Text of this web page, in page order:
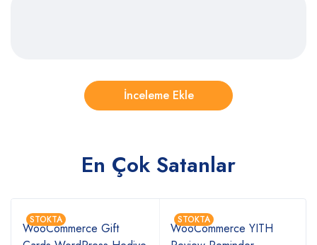
En Çok Satanlar
STOKTA
WooCommerce Gift
STOKTA
WooCommerce YITH